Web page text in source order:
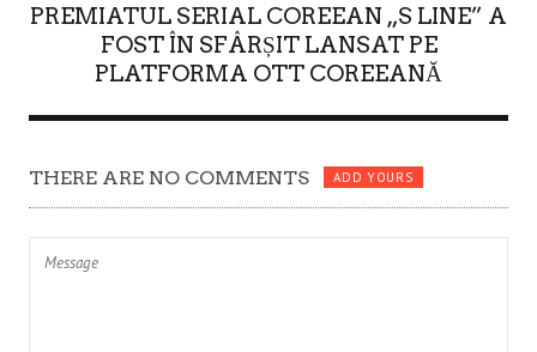
PREMIATUL SERIAL COREEAN „S LINE” A
FOST ÎN SFÂRȘIT LANSAT PE
PLATFORMA OTT COREEANĂ
THERE ARE NO COMMENTS ADD YOURS